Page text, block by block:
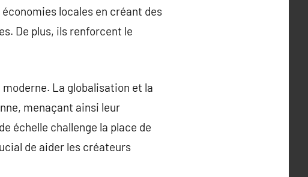
locales en créant des
De plus, ils renforcent le
La globalisation et la
menaçant ainsi leur
échelle challenge la place de
de aider les créateurs